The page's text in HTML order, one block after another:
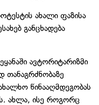
ახალი ფაზისა
განცხადება
ავტორიტარიზმი
წინააღმდეგობას
ახლა, ისე როგორც